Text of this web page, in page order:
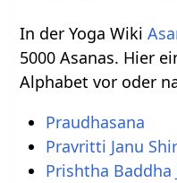
In der Yoga Wiki
5000 Asanas. Hier
Alphabet vor oder
Praudhasana
Pravritti Janu
Prishtha Baddha